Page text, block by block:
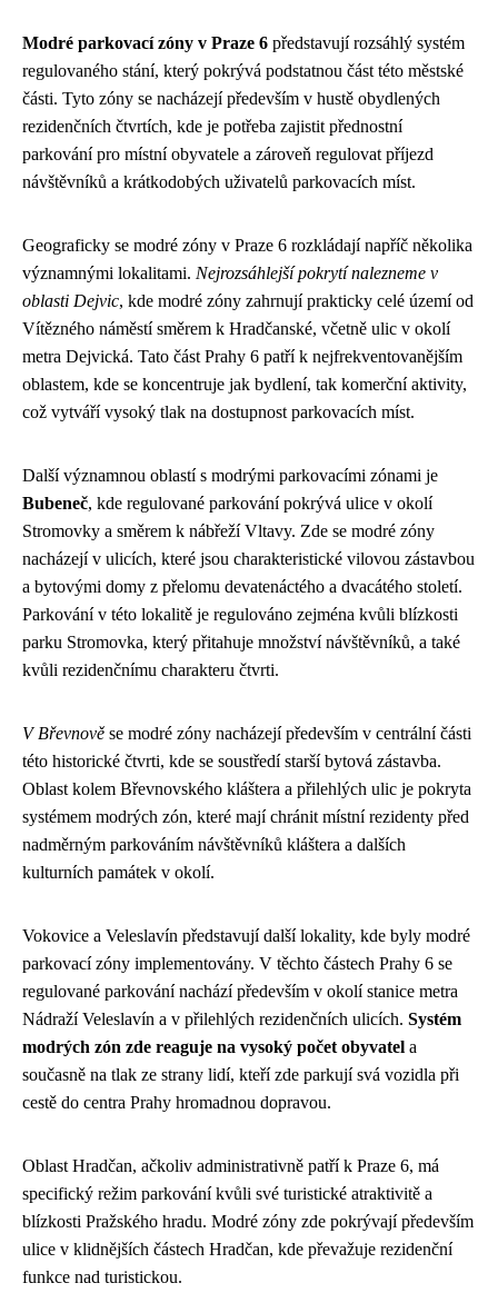
Modré parkovací zóny v Praze 6 představují rozsáhlý systém
regulovaného stání, který pokrývá podstatnou část této městské
části. Tyto zóny se nacházejí především v hustě obydlených
rezidenčních čtvrtích, kde je potřeba zajistit přednostní
parkování pro místní obyvatele a zároveň regulovat příjezd
návštěvníků a krátkodobých uživatelů parkovacích míst.
Geograficky se modré zóny v Praze 6 rozkládají napříč několika
významnými lokalitami. Nejrozsáhlejší pokrytí nalezneme v
oblasti Dejvic, kde modré zóny zahrnují prakticky celé území od
Vítězného náměstí směrem k Hradčanské, včetně ulic v okolí
metra Dejvická. Tato část Prahy 6 patří k nejfrekventovanějším
oblastem, kde se koncentruje jak bydlení, tak komerční aktivity,
což vytváří vysoký tlak na dostupnost parkovacích míst.
Další významnou oblastí s modrými parkovacími zónami je
Bubeneč, kde regulované parkování pokrývá ulice v okolí
Stromovky a směrem k nábřeží Vltavy. Zde se modré zóny
nacházejí v ulicích, které jsou charakteristické vilovou zástavbou
a bytovými domy z přelomu devatenáctého a dvacátého století.
Parkování v této lokalitě je regulováno zejména kvůli blízkosti
parku Stromovka, který přitahuje množství návštěvníků, a také
kvůli rezidenčnímu charakteru čtvrti.
V Břevnově se modré zóny nacházejí především v centrální části
této historické čtvrti, kde se soustředí starší bytová zástavba.
Oblast kolem Břevnovského kláštera a přilehlých ulic je pokryta
systémem modrých zón, které mají chránit místní rezidenty před
nadměrným parkováním návštěvníků kláštera a dalších
kulturních památek v okolí.
Vokovice a Veleslavín představují další lokality, kde byly modré
parkovací zóny implementovány. V těchto částech Prahy 6 se
regulované parkování nachází především v okolí stanice metra
Nádraží Veleslavín a v přilehlých rezidenčních ulicích. Systém
modrých zón zde reaguje na vysoký počet obyvatel a
současně na tlak ze strany lidí, kteří zde parkují svá vozidla při
cestě do centra Prahy hromadnou dopravou.
Oblast Hradčan, ačkoliv administrativně patří k Praze 6, má
specifický režim parkování kvůli své turistické atraktivitě a
blízkosti Pražského hradu. Modré zóny zde pokrývají především
ulice v klidnějších částech Hradčan, kde převažuje rezidenční
funkce nad turistickou.